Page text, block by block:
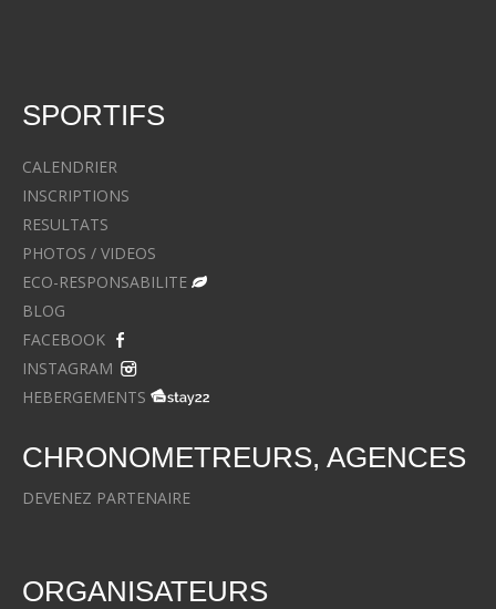
SPORTIFS
CALENDRIER
INSCRIPTIONS
RESULTATS
PHOTOS / VIDEOS
ECO-RESPONSABILITE
BLOG
FACEBOOK
INSTAGRAM
HEBERGEMENTS
CHRONOMETREURS, AGENCES
DEVENEZ PARTENAIRE
ORGANISATEURS